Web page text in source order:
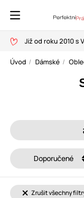
Již od roku 2010 s
Úvod Dámské
Doporučené
Zrušit všechny